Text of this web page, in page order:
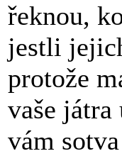
řeknou,
jestli
protože
vaše
vám